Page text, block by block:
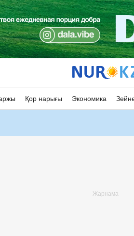
Қор нарығы Экономика